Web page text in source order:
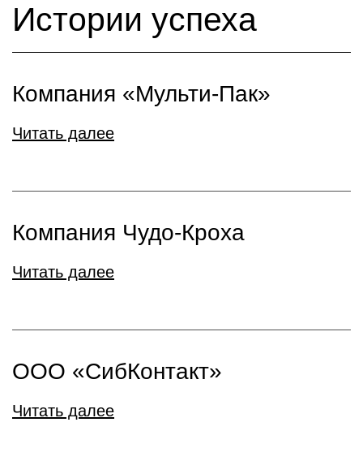
Истории успеха
Компания «Мульти-Пак»
Читать далее
Компания Чудо-Кроха
Читать далее
ООО «СибКонтакт»
Читать далее